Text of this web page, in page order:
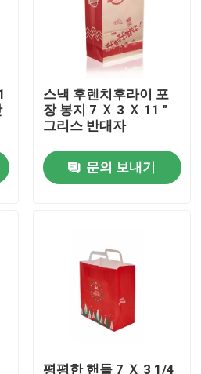
스낵 후렌치후라이 포
장 봉지 7 Ｘ 3 Ｘ 11 "
그리스 반대자
문의 보내기
평평한 핸들 7 Ｘ 3 1/4